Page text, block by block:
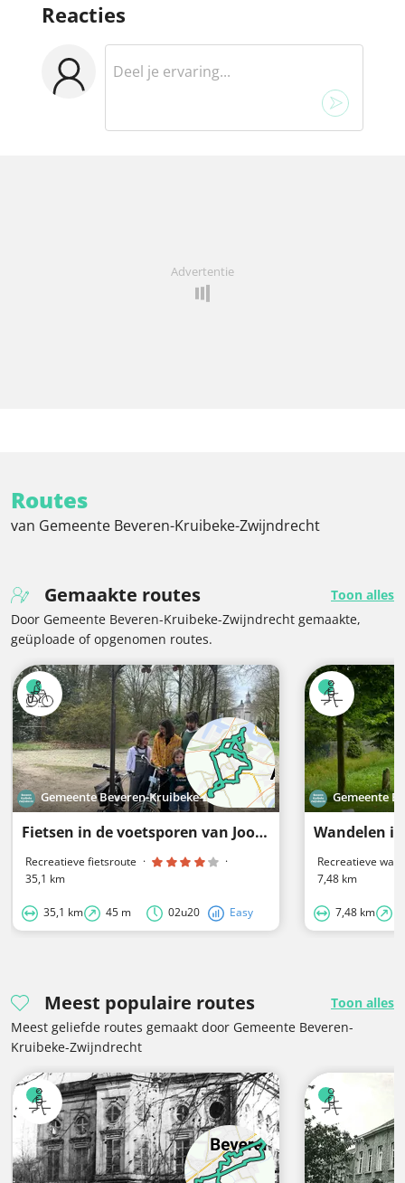
Reacties
Advertentie
Routes
van Gemeente Beveren-Kruibeke-Zwijndrecht
Gemaakte routes
Toon alles
Door Gemeente Beveren-Kruibeke-Zwijndrecht gemaakte,
geüploade of opgenomen routes.
Gemeente Beveren-Kruibeke-Zwijndrecht
Fietsen in de voetsporen van Joos Vijd
Recreatieve fietsroute ·
·
35,1 km
35,1 km 45 m 02u20 Easy
Gemeente
Recreatieve
7,48 km
7,48 km
Meest populaire routes
Toon alles
Meest geliefde routes gemaakt door Gemeente Beveren-
Kruibeke-Zwijndrecht